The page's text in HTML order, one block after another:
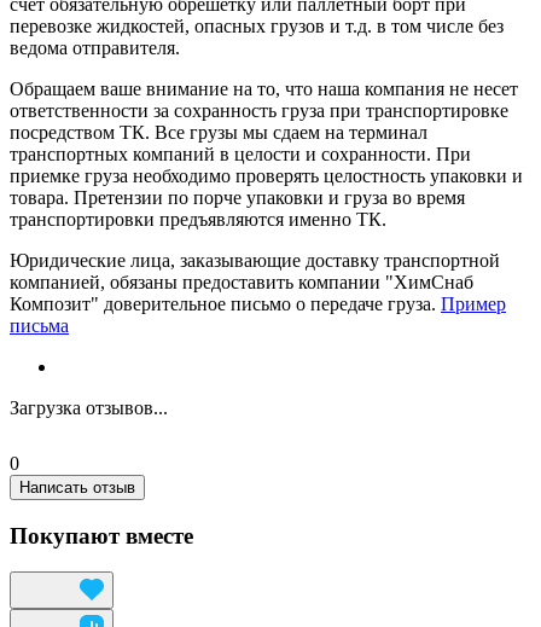
перевозке жидкостей, опасных грузов и т.д. в том числе без
ведома отправителя.
Обращаем ваше внимание на то, что наша компания не несет
ответственности за сохранность груза при транспортировке
посредством ТК. Все грузы мы сдаем на терминал
транспортных компаний в целости и сохранности. При
приемке груза необходимо проверять целостность упаковки и
товара. Претензии по порче упаковки и груза во время
транспортировки предъявляются именно ТК.
Юридические лица, заказывающие доставку транспортной
компанией, обязаны предоставить компании "ХимСнаб
Композит" доверительное письмо о передаче груза. Пример
письма
Загрузка отзывов...
0
Написать отзыв
Покупают вместе